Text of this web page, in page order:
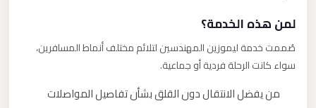
لمن هذه الخدمة؟
صُممت خدمة ليموزين المهندسين لتلائم مختلف أنماط المسافرين،
سواء كانت الرحلة فردية أو جماعية.
من يفضل الانتقال دون القلق بشأن تفاصيل المواصلات